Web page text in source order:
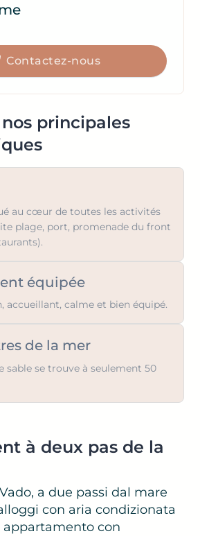
principales
au cœur de toutes les activités
plage, port, promenade du front
équipée
accueillant, calme et bien équipé.
de la mer
sable se trouve à seulement 50
à deux pas de la
a due passi dal mare
con aria condizionata
appartamento con
to
get
the
keyboard
shortcuts
for
dates.
Contactez-nous